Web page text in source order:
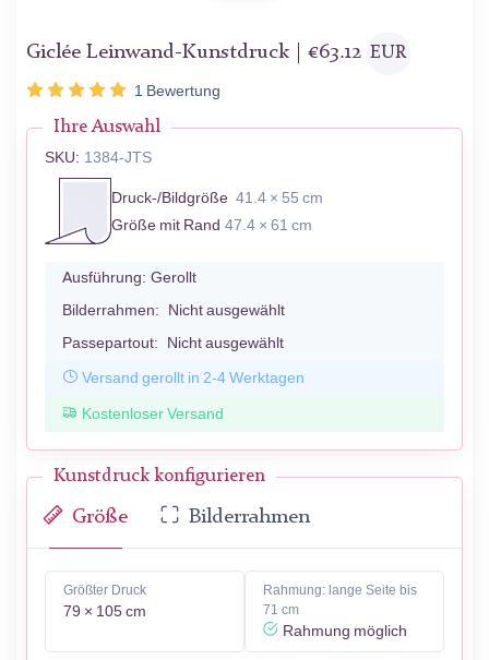
Giclée Leinwand-Kunstdruck | €63.12 EUR
1 Bewertung
Ihre Auswahl
SKU: 1384-JTS
Druck-/Bildgröße 41.4 × 55 cm
Größe mit Rand 47.4 × 61 cm
Ausführung: Gerollt
Bilderrahmen: Nicht ausgewählt
Passepartout: Nicht ausgewählt
Versand gerollt in 2-4 Werktagen
Kostenloser Versand
Kunstdruck konfigurieren
Größe Bilderrahmen
Größter Druck
79 × 105 cm
Rahmung: lange Seite bis
71 cm
Rahmung möglich